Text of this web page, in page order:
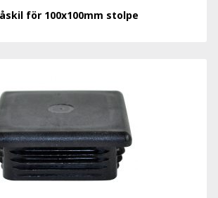
för 100x100mm stolpe